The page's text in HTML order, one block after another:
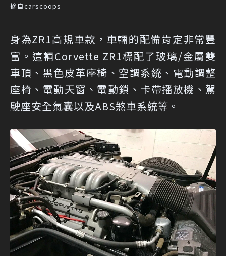
摘自carscoops
身為ZR1高規車款，車輛的配備肯定非常豐
富。這輛Corvette ZR1標配了玻璃/金屬雙
車頂、黑色皮革座椅、空調系統、電動調整
座椅、電動天窗、電動鎖、卡帶播放機、駕
駛座安全氣囊以及ABS煞車系統等。